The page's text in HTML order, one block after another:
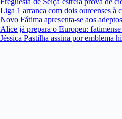
Liga 1 arranca com dois oureenses à
Novo Fátima apresenta-se aos adeptos
Alice já prepara o Europeu:
Jéssica Pastilha assina por emblema